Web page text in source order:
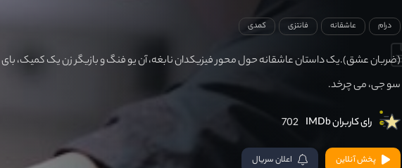
درام عاشقانه فانتزی کمدی
(ضربان عشق).یک داستان عاشقانه حول محور فیزیکدان نابغه، آن یو فنگ و بازیگر زن یک کمیک، بای
سو جی، می چرخد.
رای کاربران IMDb 702
پخش آنلاین اعلان سریال